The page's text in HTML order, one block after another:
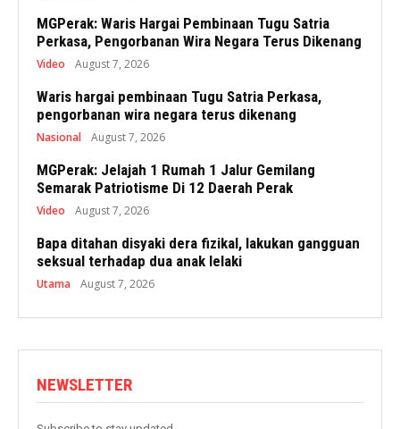
MGPerak: Waris Hargai Pembinaan Tugu Satria
Perkasa, Pengorbanan Wira Negara Terus Dikenang
Video August 7, 2026
Waris hargai pembinaan Tugu Satria Perkasa,
pengorbanan wira negara terus dikenang
Nasional August 7, 2026
MGPerak: Jelajah 1 Rumah 1 Jalur Gemilang
Semarak Patriotisme Di 12 Daerah Perak
Video August 7, 2026
Bapa ditahan disyaki dera fizikal, lakukan gangguan
seksual terhadap dua anak lelaki
Utama August 7, 2026
NEWSLETTER